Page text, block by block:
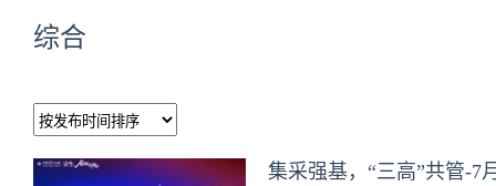
综合
集采强基，“三高”共管-7